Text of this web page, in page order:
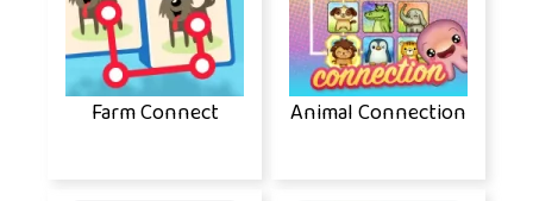
Farm Connect Animal Connection